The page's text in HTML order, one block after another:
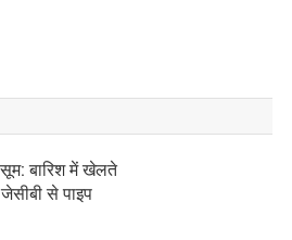
बारिश में खेलते
से पाइप